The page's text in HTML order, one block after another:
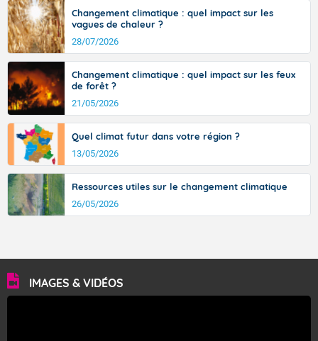
sont comprises entre 30 et 36 dans l'intérieur du pays,
avec des pointes jusqu'à 37 à 38 degrés dans l'arrière-
pays varois et en vallée de la Garonne.
Changement climatique : quel impact sur les
vagues de chaleur ?
28/07/2026
Changement climatique : quel impact sur les feux
de forêt ?
21/05/2026
Quel climat futur dans votre région ?
13/05/2026
Ressources utiles sur le changement climatique
26/05/2026
IMAGES & VIDÉOS